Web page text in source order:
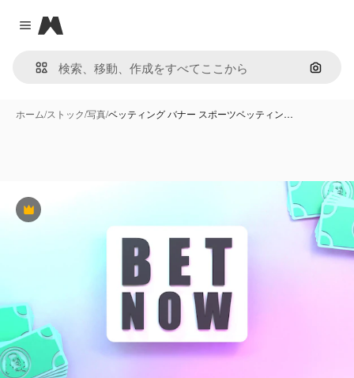
Close menu
Magnific
画像で
ホーム/ストック/写真/ベッティング バナー スポーツベッティン…
Premium